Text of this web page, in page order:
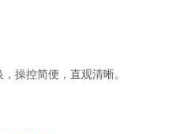
操控简便，直观清晰。